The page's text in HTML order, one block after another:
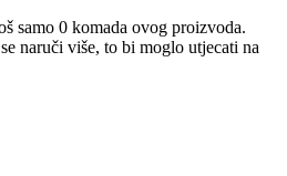
samo 0 komada ovog proizvoda.
naruči više, to bi moglo utjecati na